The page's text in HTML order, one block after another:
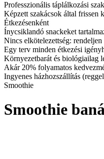
Professzionális táplálkozási
Képzett szakácsok által frissen
Étkezésenként
Ínycsiklandó snackeket
Nincs elkötelezettség:
Egy terv minden étkezési
Környezetbarát és biológiailag
Akár 20% folyamatos
Ingyenes házhozszállítás
Smoothie
Smoothie